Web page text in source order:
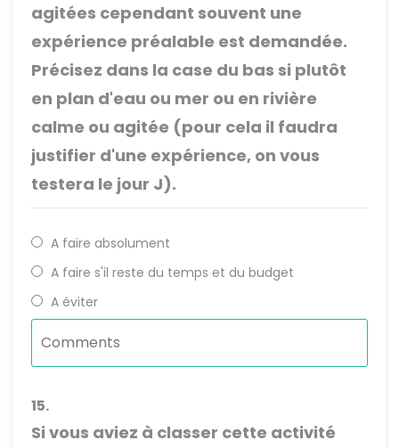
agitées cependant souvent une
expérience préalable est demandée.
Précisez dans la case du bas si plutôt
en plan d'eau ou mer ou en rivière
calme ou agitée (pour cela il faudra
justifier d'une expérience, on vous
testera le jour J).
A faire absolument
A faire s'il reste du temps et du budget
A éviter
15.
Si vous aviez à classer cette activité